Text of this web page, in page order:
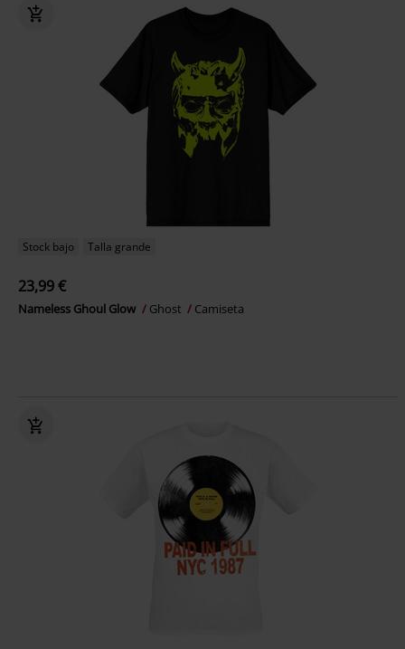
Stock bajo Talla grande
23,99 €
Nameless Ghoul Glow Ghost Camiseta